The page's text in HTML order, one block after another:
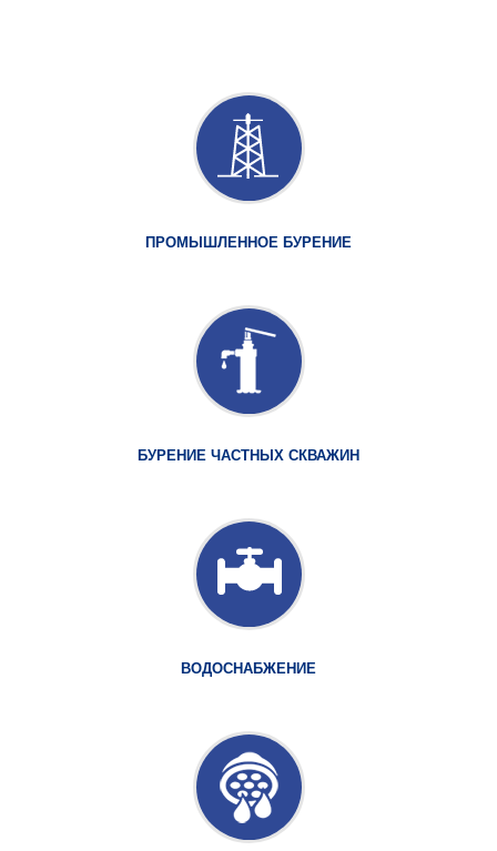
ПРОМЫШЛЕННОЕ БУРЕНИЕ
БУРЕНИЕ ЧАСТНЫХ СКВАЖИН
ВОДОСНАБЖЕНИЕ